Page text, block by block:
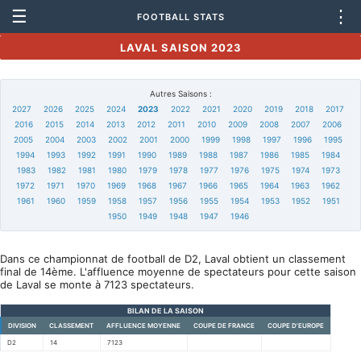
☰ FOOTBALL STATS ⋮
LAVAL SAISON 2023
Autres Saisons :
2027
2026 2025 2024 2023 2022 2021 2020 2019 2018
2017
2016
2015 2014 2013 2012 2011 2010 2009 2008 2007
2006
2005
2004 2003 2002 2001 2000 1999 1998 1997 1996
1995
1994
1993 1992 1991 1990 1989 1988 1987 1986 1985
1984
1983
1982 1981 1980 1979 1978 1977 1976 1975 1974
1973
1972
1971 1970 1969 1968 1967 1966 1965 1964 1963
1962
1961
1960 1959 1958 1957 1956 1955 1954 1953 1952
1951
1950
1949 1948 1947 1946
Dans ce championnat de football de D2, Laval obtient un classement
final de 14ème. L'affluence moyenne de spectateurs pour cette saison
de Laval se monte à 7123 spectateurs.
BILAN DE LA SAISON
DIVISION CLASSEMENT AFFLUENCE MOYENNE COUPE DE FRANCE COUPE D'EUROPE
D2 14 7123